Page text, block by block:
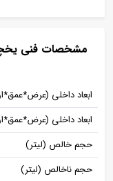
مشخصات فنی
ابعاد داخلی
ابعاد داخلی
حجم خالص (لیتر)
حجم ناخالص (لیتر)